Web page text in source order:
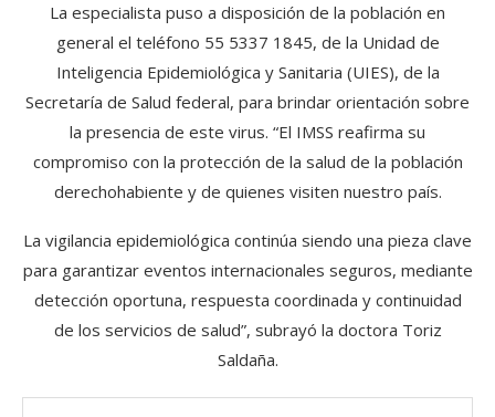
La especialista puso a disposición de la población en
general el teléfono 55 5337 1845, de la Unidad de
Inteligencia Epidemiológica y Sanitaria (UIES), de la
Secretaría de Salud federal, para brindar orientación sobre
la presencia de este virus. “El IMSS reafirma su
compromiso con la protección de la salud de la población
derechohabiente y de quienes visiten nuestro país.
La vigilancia epidemiológica continúa siendo una pieza clave
para garantizar eventos internacionales seguros, mediante
detección oportuna, respuesta coordinada y continuidad
de los servicios de salud”, subrayó la doctora Toriz
Saldaña.